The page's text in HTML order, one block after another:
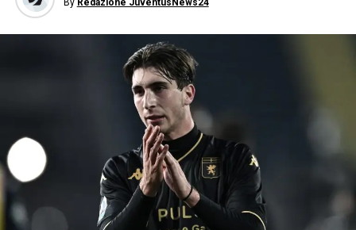
By Redazione JuventusNews24